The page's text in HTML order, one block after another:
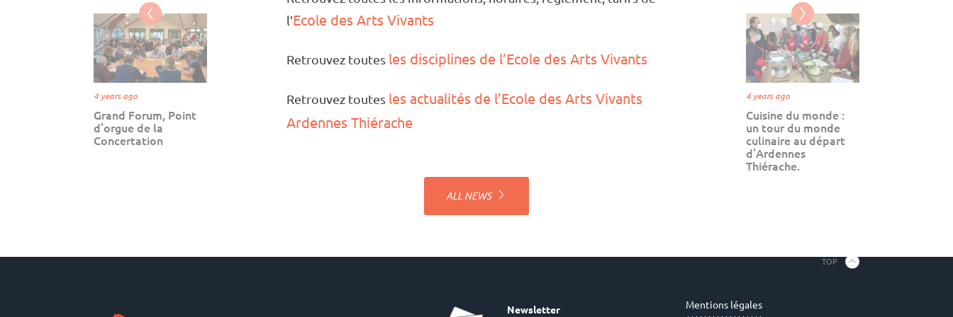
l’Ecole des Arts Vivants
Retrou­­­vez toutes les disci­­­plines de l’Ecole des Arts Vivants
Retrou­vez toutes les actua­li­tés de l’Ecole des Arts Vivants
Ardennes Thié­rache
Grand Forum, Point
d’orgue de la
Concertation
4 years ago
Cuisine du monde :
un tour du monde
culinaire au départ
d’Ardennes
Thiérache.
4 years ago
ALL NEWS
Newsletter Mentions légales
TOP